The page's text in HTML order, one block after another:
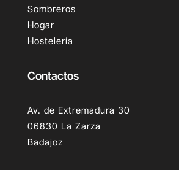
Sombreros
Hogar
Hostelería
Contactos
Av. de Extremadura 30
06830 La Zarza
Badajoz